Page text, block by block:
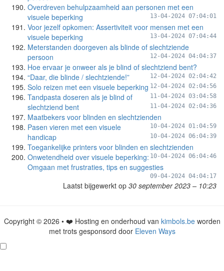
Overdreven behulpzaamheid aan personen met een
visuele beperking
13-04-2024 07:04:01
Voor jezelf opkomen: Assertiviteit voor mensen met een
visuele beperking
13-04-2024 07:04:44
Meterstanden doorgeven als blinde of slechtziende
persoon
12-04-2024 04:04:37
Hoe ervaar je onweer als je blind of slechtziend bent?
12-04-2024 02:04:42
“Daar, die blinde / slechtziende!”
12-04-2024 02:04:56
Solo reizen met een visuele beperking
11-04-2024 03:04:58
Tandpasta doseren als je blind of
slechtziend bent
11-04-2024 02:04:36
Maatbekers voor blinden en slechtzienden
10-04-2024 01:04:59
Pasen vieren met een visuele
handicap
10-04-2024 06:04:39
Toegankelijke printers voor blinden en slechtzienden
10-04-2024 06:04:46
Onwetendheid over visuele beperking:
Omgaan met frustraties, tips en suggesties
09-04-2024 04:04:17
Laatst bijgewerkt op 30 september 2023 – 10:23
Copyright © 2026 • ❤️ Hosting en onderhoud van kimbols.beworden
met trots gesponsord door Eleven Ways